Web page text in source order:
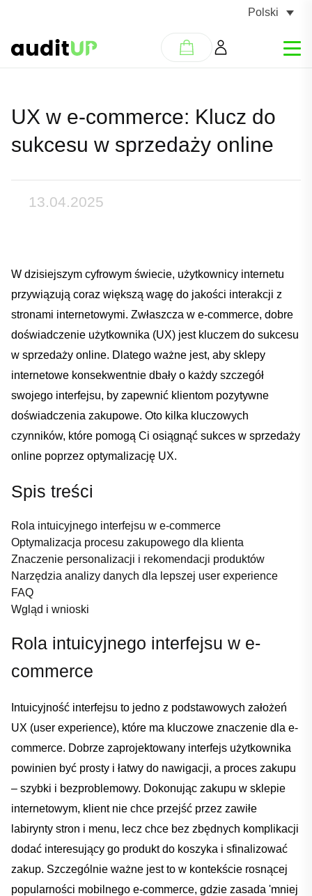
Polski
UX w e-commerce: Klucz do
sukcesu w sprzedaży online
13.04.2025
W dzisiejszym cyfrowym‌ świecie, użytkownicy internetu
przywiązują‌ coraz większą wagę do jakości interakcji⁣ z
⁢stronami internetowymi.‍ Zwłaszcza w e-commerce, dobre
doświadczenie ‍użytkownika (UX) jest kluczem do sukcesu‍
w⁣ sprzedaży ⁢online. Dlatego ważne‍ jest, aby sklepy
⁤internetowe konsekwentnie​ dbały ⁤o każdy szczegół
⁢swojego interfejsu, ⁣by zapewnić klientom ​pozytywne
doświadczenia zakupowe. ‌Oto kilka ‍kluczowych
‌czynników,⁤ które‌ pomogą Ci osiągnąć sukces w sprzedaży
‍online poprzez⁢ optymalizację ⁢UX.
Spis treści
Rola‌ intuicyjnego⁢ interfejsu ⁤w e-commerce
Optymalizacja‍ procesu⁢ zakupowego⁤ dla klienta
Znaczenie personalizacji i​ rekomendacji​ produktów
Narzędzia analizy ⁢danych dla lepszej⁢ user experience
FAQ
Wgląd i wnioski
Rola intuicyjnego⁤ interfejsu w ⁢e-
commerce
Intuicyjność interfejsu ⁤to jedno z podstawowych założeń⁤
UX (user ​experience), które ma kluczowe znaczenie dla‌ e-
commerce. Dobrze zaprojektowany interfejs użytkownika
powinien być prosty ​i łatwy do nawigacji, ‌a​ proces ​zakupu
– szybki i bezproblemowy. Dokonując zakupu w sklepie
⁣internetowym, klient​ nie chce ⁣przejść przez‌ zawiłe
⁣labirynty stron i⁤ menu, lecz ‍chce bez zbędnych komplikacji
dodać interesujący ⁣go produkt‍ do koszyka i⁤ sfinalizować
zakup. Szczególnie ważne ‌jest⁣ to w kontekście rosnącej
popularności mobilnego e-commerce, gdzie zasada 'mniej